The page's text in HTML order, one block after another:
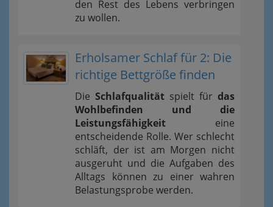
den Rest des Lebens verbringen
zu wollen.
Erholsamer Schlaf für 2: Die
richtige Bettgröße finden
Die Schlafqualität spielt für das
Wohlbefinden und die
Leistungsfähigkeit eine
entscheidende Rolle. Wer schlecht
schläft, der ist am Morgen nicht
ausgeruht und die Aufgaben des
Alltags können zu einer wahren
Belastungsprobe werden.